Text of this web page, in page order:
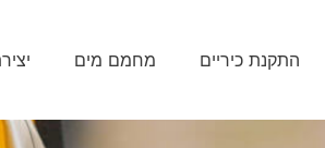
התקנת כיריים מחמם מים